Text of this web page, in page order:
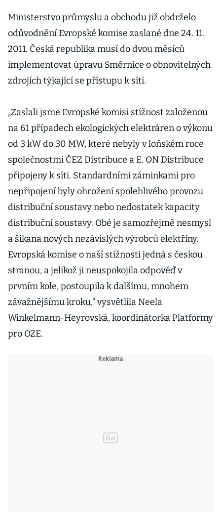
Ministerstvo průmyslu a obchodu již obdrželo
odůvodnění Evropské komise zaslané dne 24. 11.
2011. Česká republika musí do dvou měsíců
implementovat úpravu Směrnice o obnovitelných
zdrojích týkající se přístupu k síti.
„Zaslali jsme Evropské komisi stížnost založenou
na 61 případech ekologických elektráren o výkonu
od 3 kW do 30 MW, které nebyly v loňském roce
společnostmi ČEZ Distribuce a E. ON Distribuce
připojeny k síti. Standardními záminkami pro
nepřipojení byly ohrožení spolehlivého provozu
distribuční soustavy nebo nedostatek kapacity
distribuční soustavy. Obé je samozřejmě nesmysl
a šikana nových nezávislých výrobců elektřiny.
Evropská komise o naší stížnosti jedná s českou
stranou, a jelikož ji neuspokojila odpověď v
prvním kole, postoupila k dalšímu, mnohem
závažnějšímu kroku,“ vysvětlila Neela
Winkelmann-Heyrovská, koordinátorka Platformy
pro OZE.